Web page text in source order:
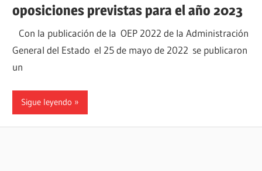
oposiciones previstas para el año 2023
Con la publicación de la OEP 2022 de la Administración
General del Estado el 25 de mayo de 2022 se publicaron
un
Sigue leyendo